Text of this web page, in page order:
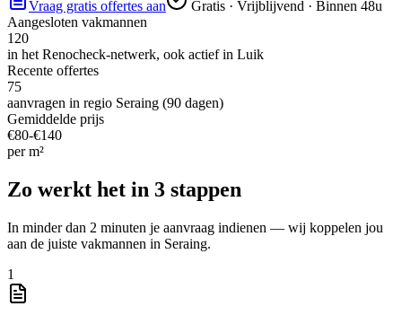
Vraag gratis offertes aan
Gratis · Vrijblijvend · Binnen 48u
Aangesloten vakmannen
120
in het Renocheck-netwerk, ook actief in Luik
Recente offertes
75
aanvragen in regio Seraing (90 dagen)
Gemiddelde prijs
€80-€140
perm²
Zo werkt het in 3 stappen
In minder dan 2 minuten je aanvraag indienen — wij koppelen jou
aan de juiste vakmannen in Seraing.
1